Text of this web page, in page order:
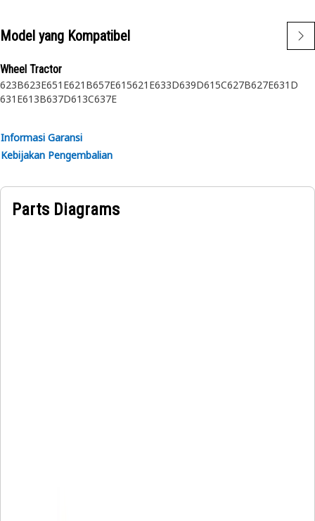
Model yang Kompatibel
Wheel Tractor
623B623E651E621B657E615621E633D639D615C627B627E631D
631E613B637D613C637E
Informasi Garansi
Kebijakan Pengembalian
Parts Diagrams